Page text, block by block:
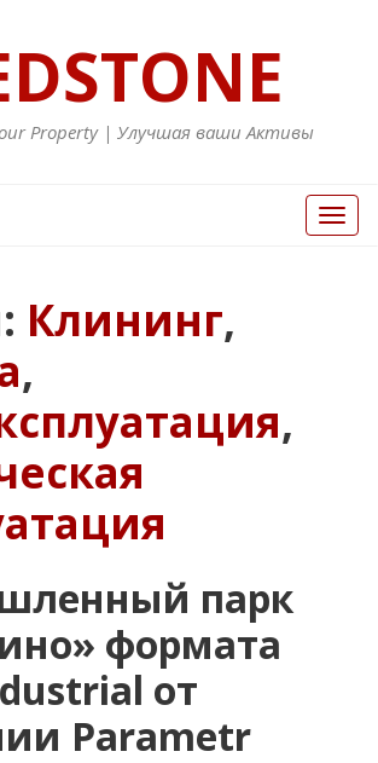
Property | Улучшая ваши Активы
Вкл/
Выкл
Клининг,
,
,
парк
формата
от
Parametr